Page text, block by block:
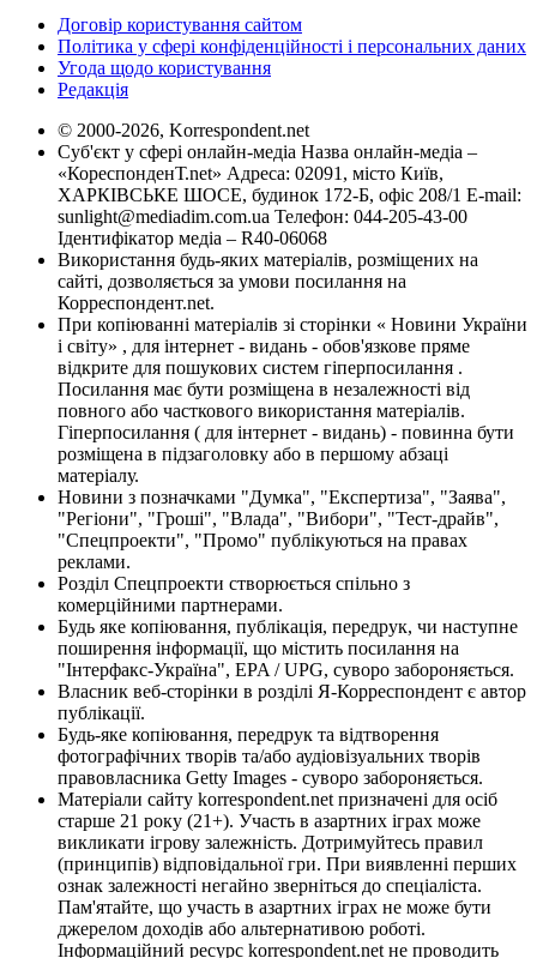
Договір користування сайтом
Політика у сфері конфіденційності і персональних даних
Угода щодо користування
Редакція
© 2000-2026, Korrespondent.net
Суб'єкт у сфері онлайн-медіа Назва онлайн-медіа –
«КореспонденТ.net» Адреса: 02091, місто Київ,
ХАРКІВСЬКЕ ШОСЕ, будинок 172-Б, офіс 208/1 E-mail:
sunlight@mediadim.com.ua Телефон: 044-205-43-00
Ідентифікатор медіа – R40-06068
Використання будь-яких матеріалів, розміщених на
сайті, дозволяється за умови посилання на
Корреспондент.net.
При копіюванні матеріалів зі сторінки « Новини України
і світу» , для інтернет - видань - обов'язкове пряме
відкрите для пошукових систем гіперпосилання .
Посилання має бути розміщена в незалежності від
повного або часткового використання матеріалів.
Гіперпосилання ( для інтернет - видань) - повинна бути
розміщена в підзаголовку або в першому абзаці
матеріалу.
Новини з позначками "Думка", "Експертиза", "Заява",
"Регіони", "Гроші", "Влада", "Вибори", "Тест-драйв",
"Спецпроекти", "Промо" публікуються на правах
реклами.
Розділ Спецпроекти створюється спільно з
комерційними партнерами.
Будь яке копіювання, публікація, передрук, чи наступне
поширення інформації, що містить посилання на
"Інтерфакс-Україна", EPA / UPG, суворо забороняється.
Власник веб-сторінки в розділі Я-Корреспондент є автор
публікації.
Будь-яке копіювання, передрук та відтворення
фотографічних творів та/або аудіовізуальних творів
правовласника Getty Images - суворо забороняється.
Матеріали сайту korrespondent.net призначені для осіб
старше 21 року (21+). Участь в азартних іграх може
викликати ігрову залежність. Дотримуйтесь правил
(принципів) відповідальної гри. При виявленні перших
ознак залежності негайно зверніться до спеціаліста.
Пам'ятайте, що участь в азартних іграх не може бути
джерелом доходів або альтернативою роботі.
Інформаційний ресурс korrespondent.net не проводить